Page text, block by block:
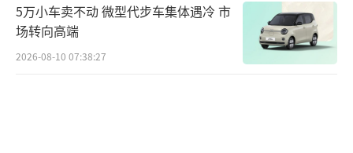
5万小车卖不动 微型代步车集体遇冷 市
场转向高端
2026-08-10 07:38:27